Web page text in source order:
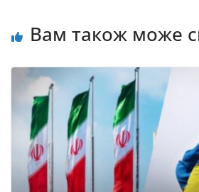
Вам також може